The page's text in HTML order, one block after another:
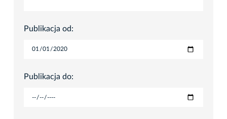
Publikacja od:
Publikacja do: